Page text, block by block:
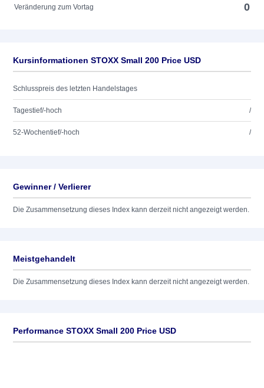
Veränderung zum Vortag 0
Kursinformationen STOXX Small 200 Price USD
Schlusspreis des letzten Handelstages
Tagestief/-hoch /
52-Wochentief/-hoch /
Gewinner / Verlierer
Die Zusammensetzung dieses Index kann derzeit nicht angezeigt werden.
Meistgehandelt
Die Zusammensetzung dieses Index kann derzeit nicht angezeigt werden.
Performance STOXX Small 200 Price USD